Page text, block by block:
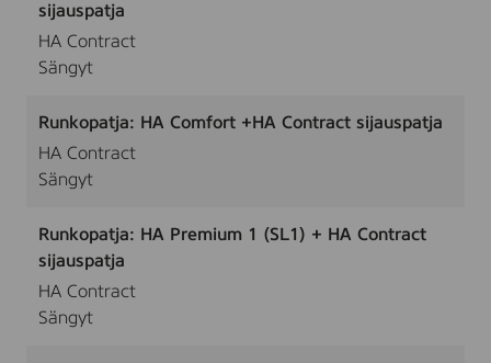
sijauspatja
HA Contract
Sängyt
Runkopatja: HA Comfort +HA Contract sijauspatja
HA Contract
Sängyt
Runkopatja: HA Premium 1 (SL1) + HA Contract
sijauspatja
HA Contract
Sängyt